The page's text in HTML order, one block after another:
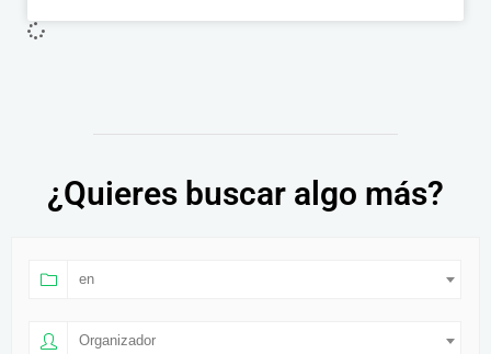
¿Quieres buscar algo más?
en
Organizador